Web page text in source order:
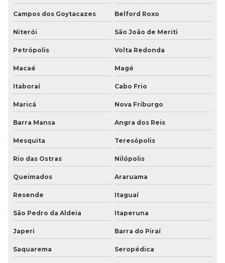
Campos dos Goytacazes Belford Roxo
Niterói São João de Meriti
Petrópolis Volta Redonda
Macaé Magé
Itaboraí Cabo Frio
Maricá Nova Friburgo
Barra Mansa Angra dos Reis
Mesquita Teresópolis
Rio das Ostras Nilópolis
Queimados Araruama
Resende Itaguaí
São Pedro da Aldeia Itaperuna
Japeri Barra do Piraí
Saquarema Seropédica